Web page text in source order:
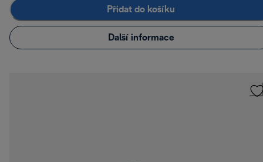
Přidat do košíku
Další informace